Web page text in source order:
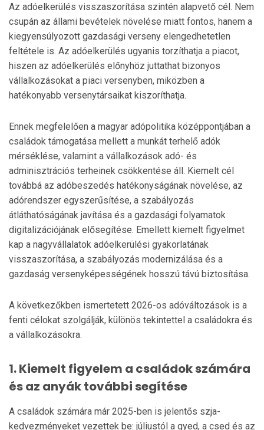
Az adóelkerülés visszaszorítása szintén alapvető cél. Nem
csupán az állami bevételek növelése miatt fontos, hanem a
kiegyensúlyozott gazdasági verseny elengedhetetlen
feltétele is. Az adóelkerülés ugyanis torzíthatja a piacot,
hiszen az adóelkerülés előnyhöz juttathat bizonyos
vállalkozásokat a piaci versenyben, miközben a
hatékonyabb versenytársaikat kiszoríthatja.
Ennek megfelelően a magyar adópolitika középpontjában a
családok támogatása mellett a munkát terhelő adók
mérséklése, valamint a vállalkozások adó- és
adminisztrációs terheinek csökkentése áll. Kiemelt cél
továbbá az adóbeszedés hatékonyságának növelése, az
adórendszer egyszerűsítése, a szabályozás
átláthatóságának javítása és a gazdasági folyamatok
digitalizációjának elősegítése. Emellett kiemelt figyelmet
kap a nagyvállalatok adóelkerülési gyakorlatának
visszaszorítása, a szabályozás modernizálása és a
gazdaság versenyképességének hosszú távú biztosítása.
A következőkben ismertetett 2026-os adóváltozások is a
fenti célokat szolgálják, különös tekintettel a családokra és
a vállalkozásokra.
1. Kiemelt figyelem a családok számára
és az anyák további segítése
A családok számára már 2025-ben is jelentős szja-
kedvezményeket vezettek be: júliustól a gyed, a csed és az